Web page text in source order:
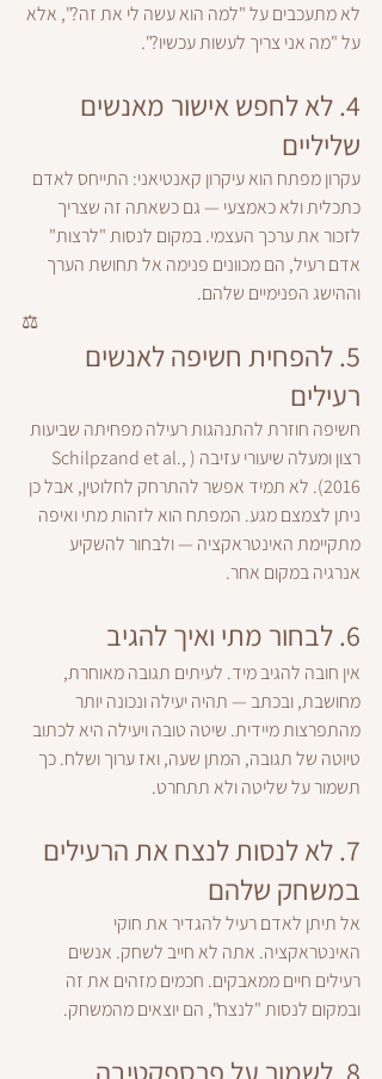
לא מתעכבים על "למה הוא עשה לי את זה?", אלא
על "מה אני צריך לעשות עכשיו?".
4. לא לחפש אישור מאנשים
שליליים
עקרון מפתח הוא עיקרון קאנטיאני: התייחס לאדם
כתכלית ולא כאמצעי — גם כשאתה זה שצריך
לזכור את ערכך העצמי. במקום לנסות "לרצות"
אדם רעיל, הם מכוונים פנימה אל תחושת הערך
וההישג הפנימיים שלהם.
⚖️
5. להפחית חשיפה לאנשים
רעילים
חשיפה חוזרת להתנהגות רעילה מפחיתה שביעות
רצון ומעלה שיעורי עזיבה (Schilpzand et al.,
2016). לא תמיד אפשר להתרחק לחלוטין, אבל כן
ניתן לצמצם מגע. המפתח הוא לזהות מתי ואיפה
מתקיימת האינטראקציה — ולבחור להשקיע
אנרגיה במקום אחר.
6. לבחור מתי ואיך להגיב
אין חובה להגיב מיד. לעיתים תגובה מאוחרת,
מחושבת, ובכתב — תהיה יעילה ונכונה יותר
מהתפרצות מיידית. שיטה טובה ויעילה היא לכתוב
טיוטה של תגובה, המתן שעה, ואז ערוך ושלח. כך
תשמור על שליטה ולא תתחרט.
7. לא לנסות לנצח את הרעילים
במשחק שלהם
אל תיתן לאדם רעיל להגדיר את חוקי
האינטראקציה. אתה לא חייב לשחק. אנשים
רעילים חיים ממאבקים. חכמים מזהים את זה
ובמקום לנסות "לנצח", הם יוצאים מהמשחק.